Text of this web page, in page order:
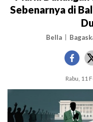
Sebenarnya di
Bella
Rabu, 11